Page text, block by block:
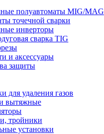
полуавтоматы MIG/MAG
точечной сварки
инверторы
сварка TIG
и аксессуары
защиты
для удаления газов
вытяжные
тройники
установки